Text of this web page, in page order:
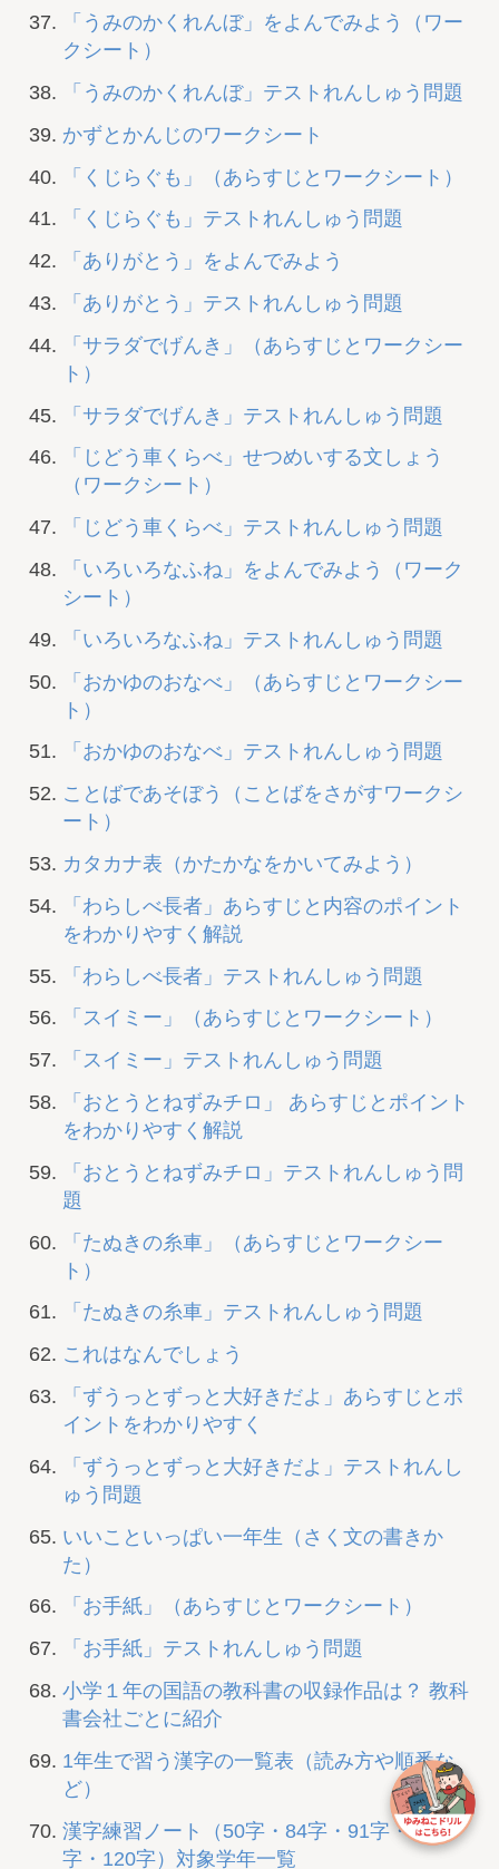
「うみのかくれんぼ」をよんでみよう（ワー
クシート）
「うみのかくれんぼ」テストれんしゅう問題
かずとかんじのワークシート
「くじらぐも」（あらすじとワークシート）
「くじらぐも」テストれんしゅう問題
「ありがとう」をよんでみよう
「ありがとう」テストれんしゅう問題
「サラダでげんき」（あらすじとワークシー
ト）
「サラダでげんき」テストれんしゅう問題
「じどう車くらべ」せつめいする文しょう
（ワークシート）
「じどう車くらべ」テストれんしゅう問題
「いろいろなふね」をよんでみよう（ワーク
シート）
「いろいろなふね」テストれんしゅう問題
「おかゆのおなべ」（あらすじとワークシー
ト）
「おかゆのおなべ」テストれんしゅう問題
ことばであそぼう（ことばをさがすワークシ
ート）
カタカナ表（かたかなをかいてみよう）
「わらしべ長者」あらすじと内容のポイント
をわかりやすく解説
「わらしべ長者」テストれんしゅう問題
「スイミー」（あらすじとワークシート）
「スイミー」テストれんしゅう問題
「おとうとねずみチロ」 あらすじとポイント
をわかりやすく解説
「おとうとねずみチロ」テストれんしゅう問
題
「たぬきの糸車」（あらすじとワークシー
ト）
「たぬきの糸車」テストれんしゅう問題
これはなんでしょう
「ずうっとずっと大好きだよ」あらすじとポ
イントをわかりやすく
「ずうっとずっと大好きだよ」テストれんし
ゅう問題
いいこといっぱい一年生（さく文の書きか
た）
「お手紙」（あらすじとワークシート）
「お手紙」テストれんしゅう問題
小学１年の国語の教科書の収録作品は？ 教科
書会社ごとに紹介
1年生で習う漢字の一覧表（読み方や順番な
ど）
漢字練習ノート（50字・84字・91字・104
字・120字）対象学年一覧